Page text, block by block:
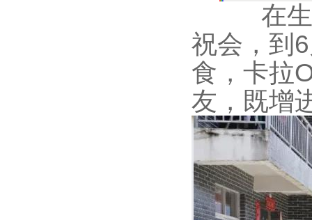
在
祝会，到 6
食，卡拉
友，既增